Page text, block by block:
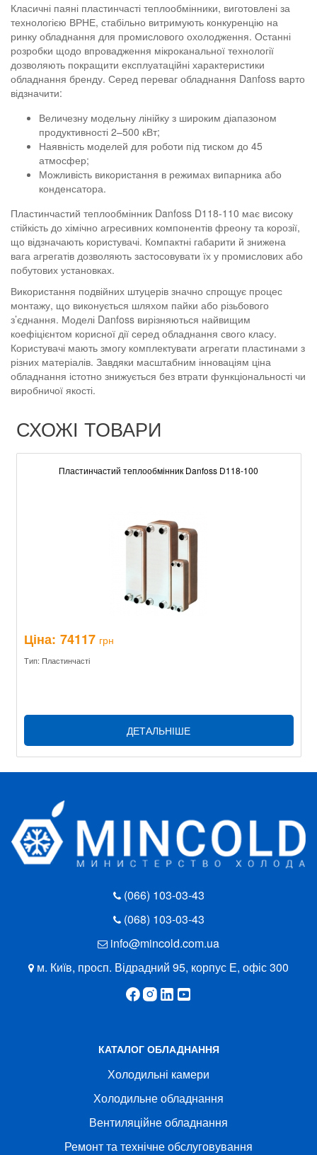
Класичні паяні пластинчасті теплообмінники, виготовлені за
технологією ВРНЕ, стабільно витримують конкуренцію на
ринку обладнання для промислового охолодження. Останні
розробки щодо впровадження мікроканальної технології
дозволяють покращити експлуатаційні характеристики
обладнання бренду. Серед переваг обладнання Danfoss варто
відзначити:
Величезну модельну лінійку з широким діапазоном
продуктивності 2–500 кВт;
Наявність моделей для роботи під тиском до 45
атмосфер;
Можливість використання в режимах випарника або
конденсатора.
Пластинчастий теплообмінник Danfoss D118-110 має високу
стійкість до хімічно агресивних компонентів фреону та корозії,
що відзначають користувачі. Компактні габарити й знижена
вага агрегатів дозволяють застосовувати їх у промислових або
побутових установках.
Використання подвійних штуцерів значно спрощує процес
монтажу, що виконується шляхом пайки або різьбового
з’єднання. Моделі Danfoss вирізняються найвищим
коефіцієнтом корисної дії серед обладнання свого класу.
Користувачі мають змогу комплектувати агрегати пластинами з
різних матеріалів. Завдяки масштабним інноваціям ціна
обладнання істотно знижується без втрати функціональності чи
виробничої якості.
СХОЖІ ТОВАРИ
Пластинчастий теплообмінник Danfoss D118-100
Ціна: 74117 грн
Тип: Пластинчасті
ДЕТАЛЬНІШЕ
(066) 103-03-43
(068) 103-03-43
info@mincold.com.ua
м. Київ, просп. Відрадний 95, корпус Е, офіс 300
КАТАЛОГ ОБЛАДНАННЯ
Холодильні камери
Холодильне обладнання
Вентиляційне обладнання
Ремонт та технічне обслуговування